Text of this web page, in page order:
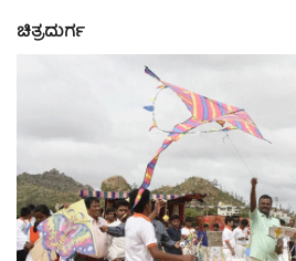
ಚಿತ್ರದುರ್ಗ